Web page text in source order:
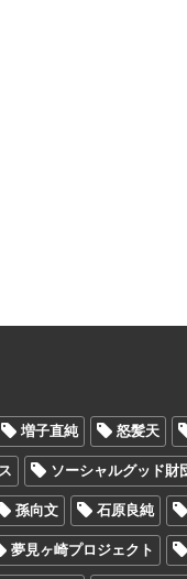
増子直純 怒髪天
ソーシャルグッド財
孫向文 石原良純
夢見ヶ崎プロジェクト